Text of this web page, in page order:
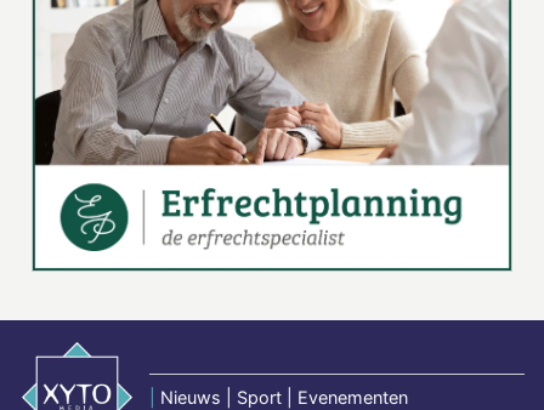
Nieuws | Sport | Evenementen